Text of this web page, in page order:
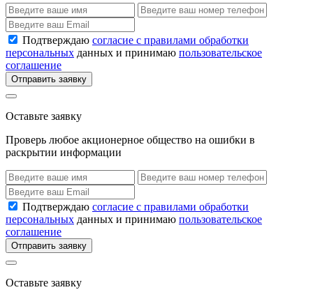
Подтверждаю согласие с правилами обработки
персональных данных и принимаю пользовательское
соглашение
Отправить заявку
Оставьте заявку
Проверь любое акционерное общество на ошибки в
раскрытии информации
Подтверждаю согласие с правилами обработки
персональных данных и принимаю пользовательское
соглашение
Отправить заявку
Оставьте заявку